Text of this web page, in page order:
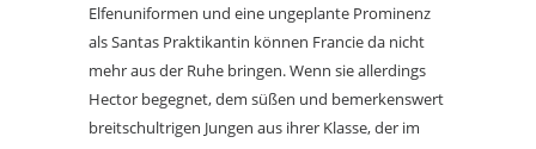
Elfenuniformen und eine ungeplante Prominenz
als Santas Praktikantin können Francie da nicht
mehr aus der Ruhe bringen. Wenn sie allerdings
Hector begegnet, dem süßen und bemerkenswert
breitschultrigen Jungen aus ihrer Klasse, der im